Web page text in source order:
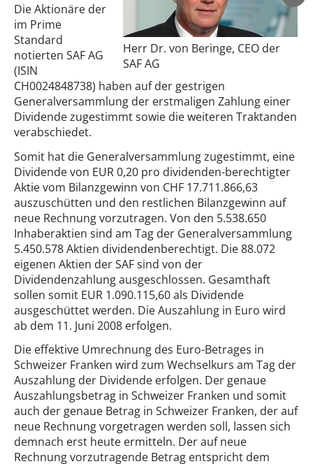
Herr Dr. von Beringe, CEO der
SAF AG
Die Aktionäre der
im Prime
Standard
notierten SAF AG
(ISIN
CH0024848738) haben auf der gestrigen
Generalversammlung der erstmaligen Zahlung einer
Dividende zugestimmt sowie die weiteren Traktanden
verabschiedet.
Somit hat die Generalversammlung zugestimmt, eine
Dividende von EUR 0,20 pro dividenden-berechtigter
Aktie vom Bilanzgewinn von CHF 17.711.866,63
auszuschütten und den restlichen Bilanzgewinn auf
neue Rechnung vorzutragen. Von den 5.538.650
Inhaberaktien sind am Tag der Generalversammlung
5.450.578 Aktien dividendenberechtigt. Die 88.072
eigenen Aktien der SAF sind von der
Dividendenzahlung ausgeschlossen. Gesamthaft
sollen somit EUR 1.090.115,60 als Dividende
ausgeschüttet werden. Die Auszahlung in Euro wird
ab dem 11. Juni 2008 erfolgen.
Die effektive Umrechnung des Euro-Betrages in
Schweizer Franken wird zum Wechselkurs am Tag der
Auszahlung der Dividende erfolgen. Der genaue
Auszahlungsbetrag in Schweizer Franken und somit
auch der genaue Betrag in Schweizer Franken, der auf
neue Rechnung vorgetragen werden soll, lassen sich
demnach erst heute ermitteln. Der auf neue
Rechnung vorzutragende Betrag entspricht dem